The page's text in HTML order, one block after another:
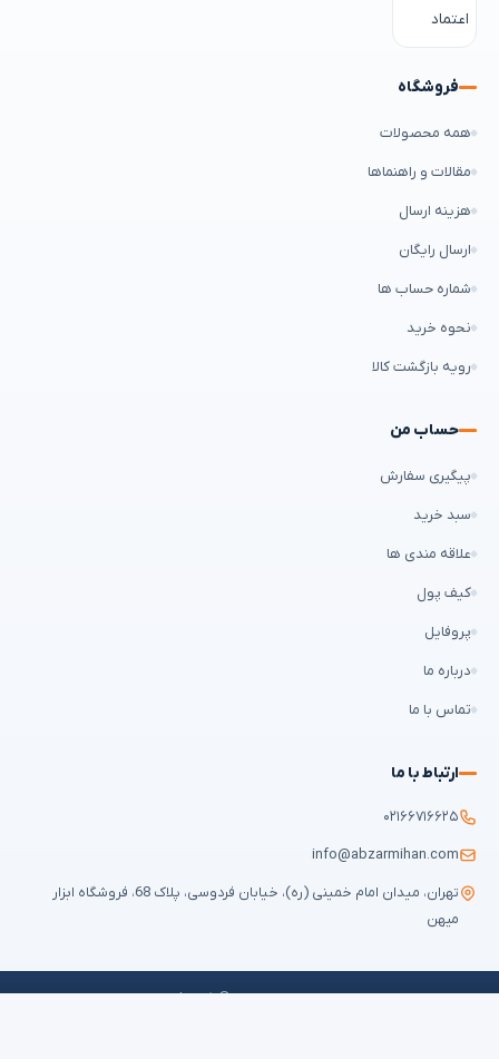
فروشگاه
همه محصولات
مقالات و راهنماها
هزینه ارسال
ارسال رایگان
شماره حساب ها
نحوه خرید
رویه بازگشت کالا
حساب من
پیگیری سفارش
سبد خرید
علاقه مندی ها
کیف پول
پروفایل
درباره ما
تماس با ما
ارتباط با ما
۰۲۱۶۶۷۱۶۶۲۵
info@abzarmihan.com
تهران، میدان امام خمینی (ره)، خیابان فردوسی، پلاک 68، فروشگاه ابزار
میهن
تمامی حقوق برایابزار میهنمحفوظ است © ۲۰۲۶ | طراحی سایت و سئو:
ایران